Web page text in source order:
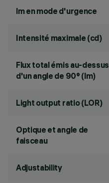
lm en mode d'urgence
Intensité maximale (cd)
Flux total émis au-dessus
d'un angle de 90° (lm)
Light output ratio (LOR)
Optique et angle de
faisceau
Adjustability